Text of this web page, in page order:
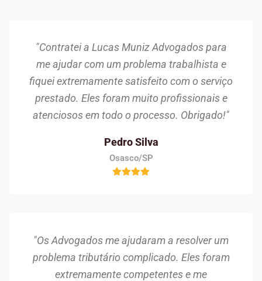
"Contratei a Lucas Muniz Advogados para
me ajudar com um problema trabalhista e
fiquei extremamente satisfeito com o serviço
prestado. Eles foram muito profissionais e
atenciosos em todo o processo. Obrigado!"
Pedro Silva
Osasco/SP
"Os Advogados me ajudaram a resolver um
problema tributário complicado. Eles foram
extremamente competentes e me